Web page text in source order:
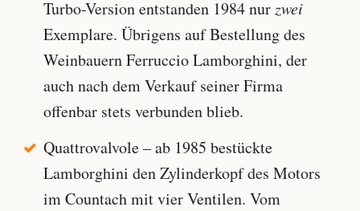
Turbo-Version entstanden 1984 nurzwei
Exemplare. Übrigens auf Bestellung des
Weinbauern Ferruccio Lamborghini, der
auch nach dem Verkauf seiner Firma
offenbar stets verbunden blieb.
Quattrovalvole – ab 1985 bestückte
Lamborghini den Zylinderkopf des Motors
im Countach mit vier Ventilen. Vom